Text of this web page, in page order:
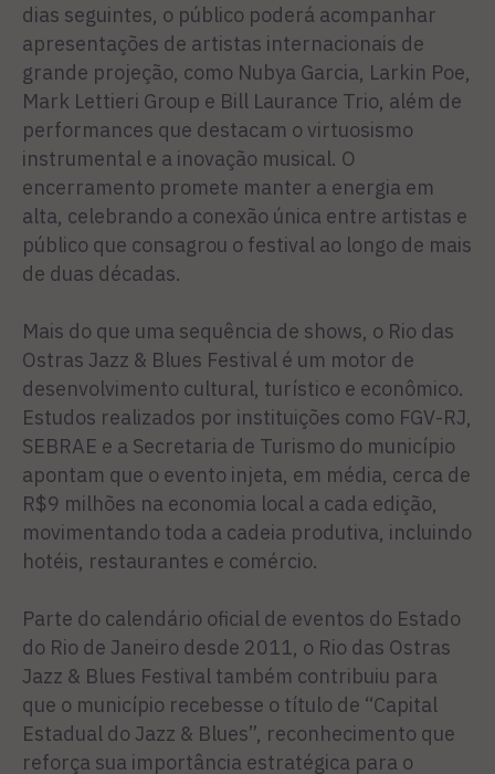
dias seguintes, o público poderá acompanhar
apresentações de artistas internacionais de
grande projeção, como Nubya Garcia, Larkin Poe,
Mark Lettieri Group e Bill Laurance Trio, além de
performances que destacam o virtuosismo
instrumental e a inovação musical. O
encerramento promete manter a energia em
alta, celebrando a conexão única entre artistas e
público que consagrou o festival ao longo de mais
de duas décadas.
Mais do que uma sequência de shows, o Rio das
Ostras Jazz & Blues Festival é um motor de
desenvolvimento cultural, turístico e econômico.
Estudos realizados por instituições como FGV-RJ,
SEBRAE e a Secretaria de Turismo do município
apontam que o evento injeta, em média, cerca de
R$9 milhões na economia local a cada edição,
movimentando toda a cadeia produtiva, incluindo
hotéis, restaurantes e comércio.
Parte do calendário oficial de eventos do Estado
do Rio de Janeiro desde 2011, o Rio das Ostras
Jazz & Blues Festival também contribuiu para
que o município recebesse o título de “Capital
Estadual do Jazz & Blues”, reconhecimento que
reforça sua importância estratégica para o